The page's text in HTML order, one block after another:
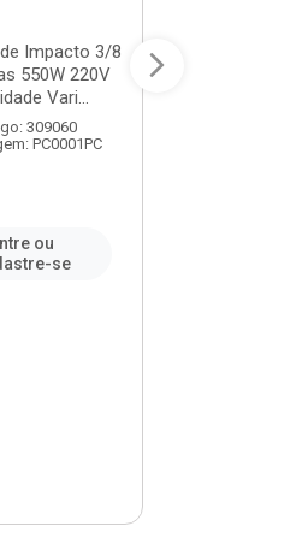
Impacto 3/8
550W 220V
Vari...
309060
PC0001PC
ou
se